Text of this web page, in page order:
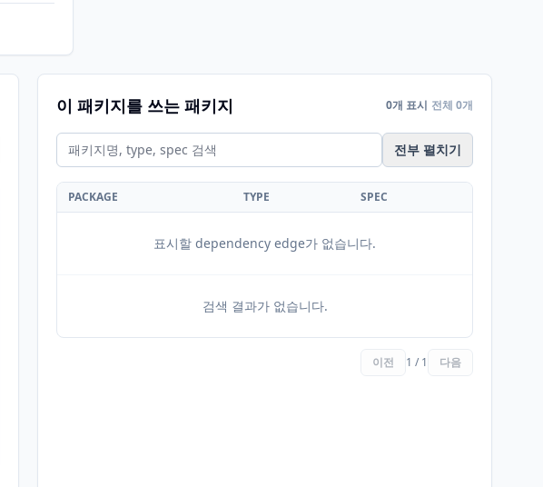
이 패키지를 쓰는 패키지 0개 표시 전체 0개
전부 펼치기
PACKAGE TYPE SPEC
표시할 dependency edge가 없습니다.
검색 결과가 없습니다.
이전 1 / 1 다음